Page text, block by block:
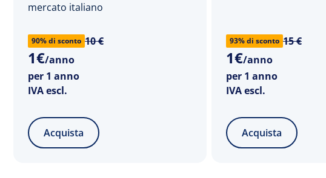
mercato italiano
90% di sconto 10 €
1€/anno
per 1 anno
IVA escl.
Acquista
93% di sconto 15 €
1€/anno
per 1 anno
IVA escl.
Acquista